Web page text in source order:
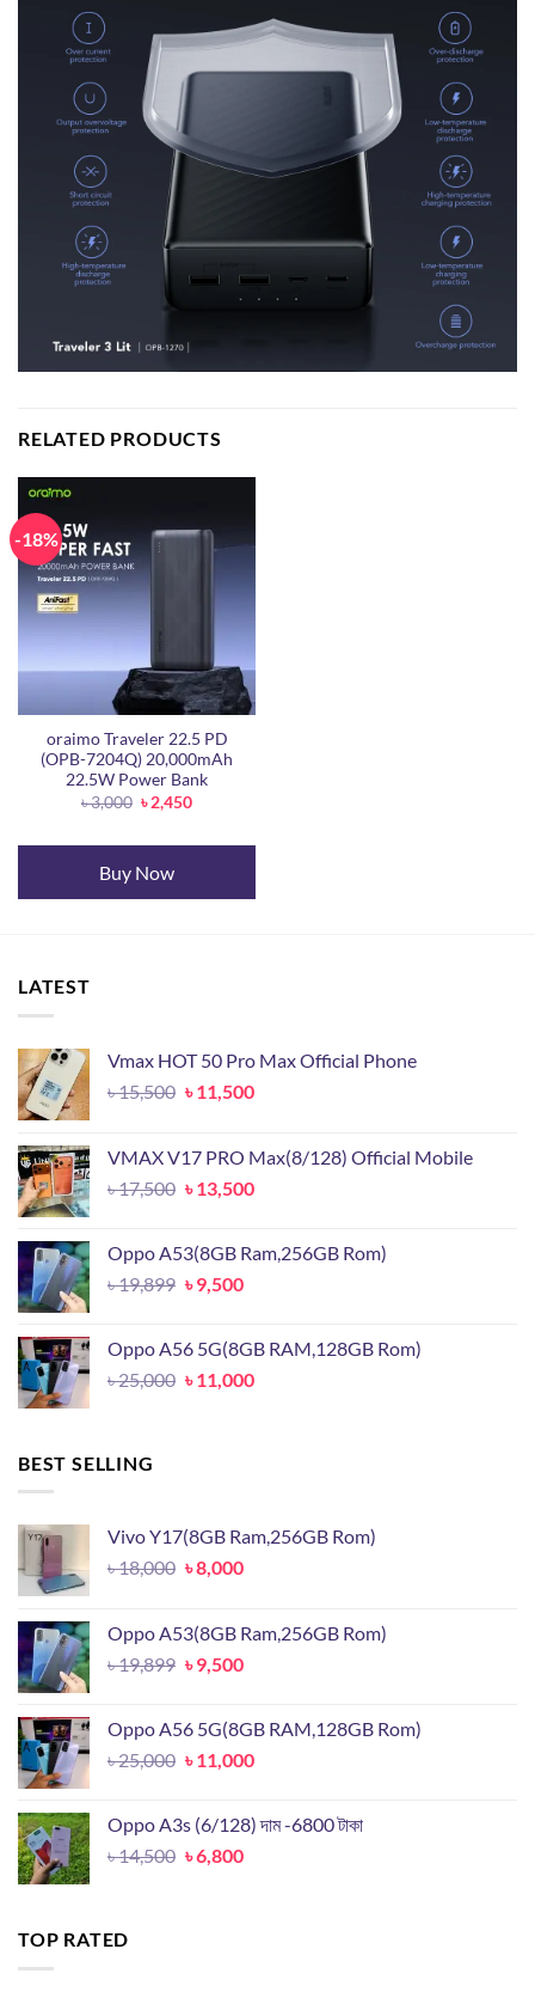
RELATED PRODUCTS
-18%
oraimo Traveler 22.5 PD
(OPB-7204Q) 20,000mAh
22.5W Power Bank
৳3,000 Original
price
৳ 3,000.
৳2,450Current
৳ 2,450.
Buy Now
LATEST
Vmax HOT 50 Pro Max Official Phone
৳15,500 Original
৳ 15,500.
৳11,500Current
৳ 11,500.
VMAX V17 PRO Max(8/128) Official Mobile
৳17,500 Original
৳ 17,500.
৳13,500Current
৳ 13,500.
Oppo A53(8GB Ram,256GB Rom)
৳19,899 Original
৳ 19,899.
৳9,500Current
৳ 9,500.
Oppo A56 5G(8GB RAM,128GB Rom)
৳25,000 Original
৳11,000Current
BEST SELLING
Vivo Y17(8GB Ram,256GB Rom)
৳18,000 Original
৳ 18,000.
৳8,000Current
৳ 8,000.
Oppo A53(8GB Ram,256GB Rom)
৳19,899 Original
৳ 19,899.
৳9,500Current
৳ 9,500.
Oppo A56 5G(8GB RAM,128GB Rom)
৳25,000 Original
৳ 25,000.
৳11,000Current
৳ 11,000.
Oppo A3s (6/128) দাম -6800 টাকা
৳14,500 Original
৳6,800Current
TOP RATED